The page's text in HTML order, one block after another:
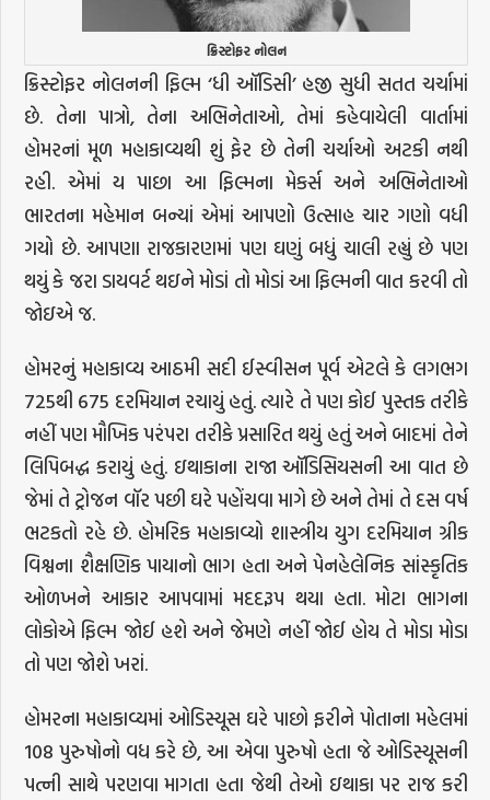
ક્રિસ્ટોફર નોલન
ક્રિસ્ટોફર નોલનની ફિલ્મ ‘ધી ઑડિસી’ હજી સુધી સતત ચર્ચામાં
છે. તેના પાત્રો, તેના અભિનેતાઓ, તેમાં કહેવાયેલી વાર્તામાં
હોમરનાં મૂળ મહાકાવ્યથી શું ફેર છે તેની ચર્ચાઓ અટકી નથી
રહી. એમાં ય પાછા આ ફિલ્મના મેકર્સ અને અભિનેતાઓ
ભારતના મહેમાન બન્યાં એમાં આપણો ઉત્સાહ ચાર ગણો વધી
ગયો છે. આપણા રાજકારણમાં પણ ઘણું બધું ચાલી રહ્યું છે પણ
થયું કે જરા ડાયવર્ટ થઇને મોડાં તો મોડાં આ ફિલ્મની વાત કરવી તો
જોઇએ જ.
હોમરનું મહાકાવ્ય આઠમી સદી ઈસ્વીસન પૂર્વ એટલે કે લગભગ
725થી 675 દરમિયાન રચાયું હતું. ત્યારે તે પણ કોઈ પુસ્તક તરીકે
નહીં પણ મૌખિક પરંપરા તરીકે પ્રસારિત થયું હતું અને બાદમાં તેને
લિપિબદ્ધ કરાયું હતું. ઇથાકાના રાજા ઑડિસિયસની આ વાત છે
જેમાં તે ટ્રોજન વૉર પછી ઘરે પહોંચવા માગે છે અને તેમાં તે દસ વર્ષ
ભટકતો રહે છે. હોમરિક મહાકાવ્યો શાસ્ત્રીય યુગ દરમિયાન ગ્રીક
વિશ્વના શૈક્ષણિક પાયાનો ભાગ હતા અને પેનહેલેનિક સાંસ્કૃતિક
ઓળખને આકાર આપવામાં મદદરૂપ થયા હતા. મોટા ભાગના
લોકોએ ફિલ્મ જોઈ હશે અને જેમણે નહીં જોઈ હોય તે મોડા મોડા
તો પણ જોશે ખરાં.
હોમરના મહાકાવ્યમાં ઓડિસ્યૂસ ઘરે પાછો ફરીને પોતાના મહેલમાં
108 પુરુષોનો વધ કરે છે, આ એવા પુરુષો હતા જે ઓડિસ્યૂસની
પત્ની સાથે પરણવા માગતા હતા જેથી તેઓ ઇથાકા પર રાજ કરી